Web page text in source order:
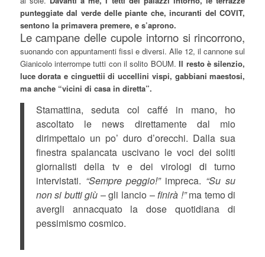
punteggiate dal verde delle piante che, incuranti del COVIT,
sentono la primavera premere, e s’aprono.
Le campane delle cupole intorno si rincorrono,
suonando con appuntamenti fissi e diversi. Alle 12, il cannone sul
Gianicolo interrompe tutti con il solito BOUM.Il resto è silenzio,
luce dorata e cinguettii di uccellini vispi, gabbiani maestosi,
ma anche “vicini di casa in diretta”.
Stamattina, seduta col caffé in mano, ho
ascoltato le news direttamente dal mio
dirimpettaio un po’ duro d’orecchi. Dalla sua
finestra spalancata uscivano le voci dei soliti
giornalisti della tv e dei virologi di turno
intervistati. “Sempre peggio!”impreca. “Su su
non si butti giù – gli lancio –finirà !”ma temo di
avergli annacquato la dose quotidiana di
pessimismo cosmico.